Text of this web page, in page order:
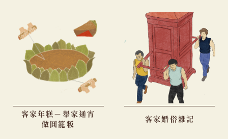
客家年糕－舉家通宵
做圓籠粄
客家婚俗雜記